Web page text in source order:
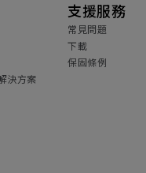
決方案
支援服務
常見問題
下載
保固條例